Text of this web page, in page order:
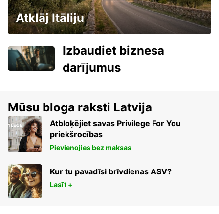
Atklāj Itāliju
Izbaudiet biznesa
darījumus
Mūsu bloga raksti Latvija
Atbloķējiet savas Privilege For You
priekšrocības
Pievienojies bez maksas
Kur tu pavadīsi brīvdienas ASV?
Lasīt +